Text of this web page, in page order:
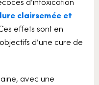
clairsemée et
effets sont en
d’une cure de
avec une